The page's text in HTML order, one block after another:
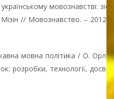
мовознавстві:
Мізін // Мовознавство. –
мовна політика / О.
розробки, технології,